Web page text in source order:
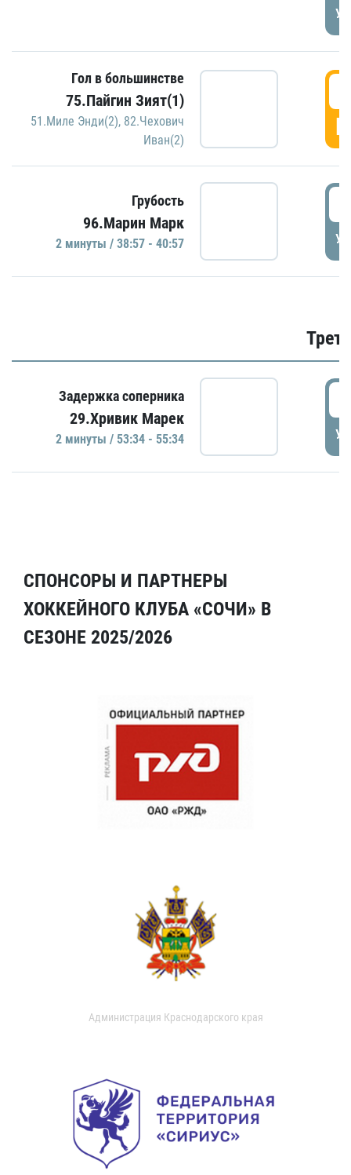
Гол в большинстве
75.Пайгин Зият(1)
51.Миле Энди(2), 82.Чехович
Иван(2)
Грубость
96.Марин Марк
2 минуты / 38:57 - 40:57
Задержка соперника
29.Хривик Марек
2 минуты / 53:34 - 55:34
СПОНСОРЫ И ПАРТНЕРЫ
ХОККЕЙНОГО КЛУБА «СОЧИ» В
СЕЗОНЕ 2025/2026
Администрация Краснодарского края